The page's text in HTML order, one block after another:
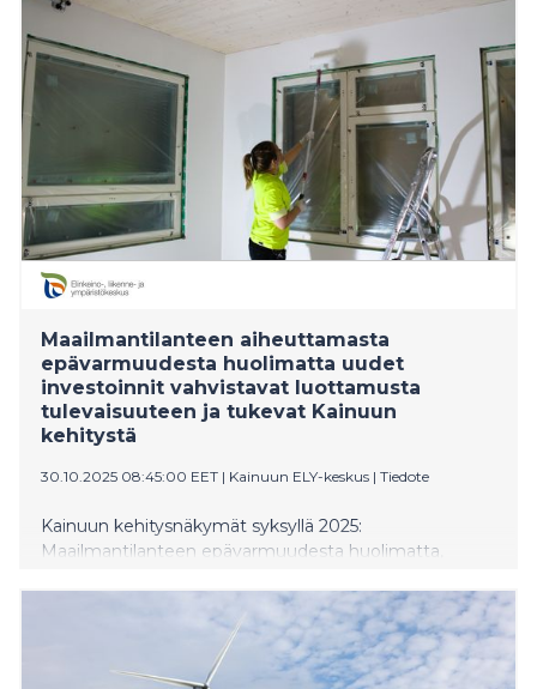
kuormituksen vähentäminen on pääosassa Suolijärven
tilan parantamisessa.
Maailmantilanteen aiheuttamasta
epävarmuudesta huolimatta uudet
investoinnit vahvistavat luottamusta
tulevaisuuteen ja tukevat Kainuun
kehitystä
30.10.2025 08:45:00 EET | Kainuun ELY-keskus | Tiedote
Kainuun kehitysnäkymät syksyllä 2025:
Maailmantilanteen epävarmuudesta huolimatta,
Datakeskushankkeet, matkailu, peliala ja
puolustukseen liittyvä liiketoiminta vahvistavat alueen
elinvoimaa, luovat työpaikkoja ja lisäävät kilpailukykyä.
Yhteistyö, koulutus ja saavutettavuus ovat